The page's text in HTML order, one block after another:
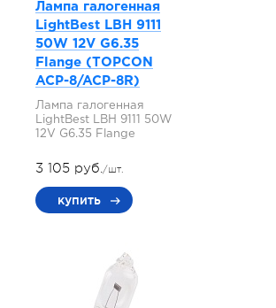
Лампа галогенная
LightBest LBH 9111
50W 12V G6.35
Flange (TOPCON
ACP-8/ACP-8R)
Лампа галогенная
LightBest LBH 9111 50W
12V G6.35 Flange
3 105 руб./шт.
купить